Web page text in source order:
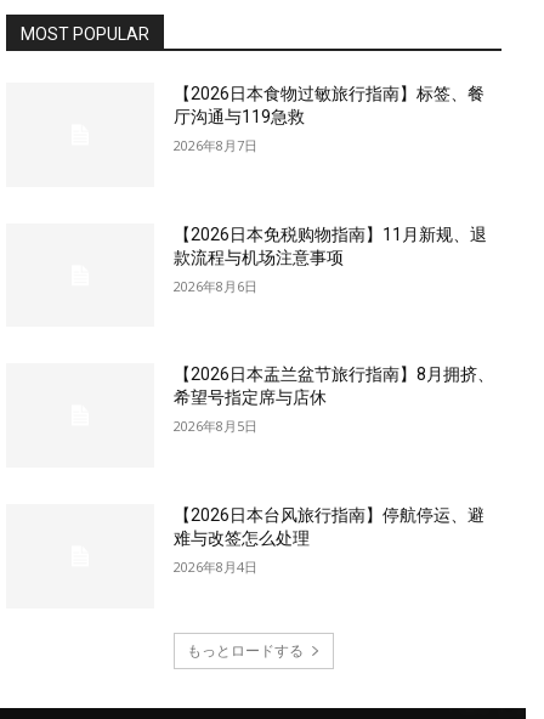
MOST POPULAR
【2026日本食物过敏旅行指南】标签、餐
厅沟通与119急救
2026年8月7日
【2026日本免税购物指南】11月新规、退
款流程与机场注意事项
2026年8月6日
【2026日本盂兰盆节旅行指南】8月拥挤、
希望号指定席与店休
2026年8月5日
【2026日本台风旅行指南】停航停运、避
难与改签怎么处理
2026年8月4日
もっとロードする